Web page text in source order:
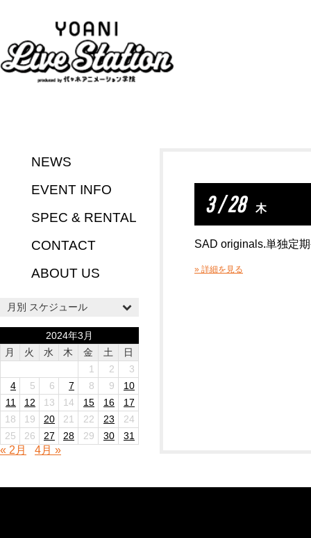
NEWS
EVENT INFO
SPEC & RENTAL
CONTACT
ABOUT US
月別 スケジュール
2024年3月
月
火 水 木 金 土
日
1
2
3
4
5 6 7 8 9
10
11
12 13 14 15 16
17
18
19 20 21 22 23
24
25
26 27 28 29 30 31
« 2月 4月 »
3 / 28 木
SAD originals.単独定
» 詳細を見る